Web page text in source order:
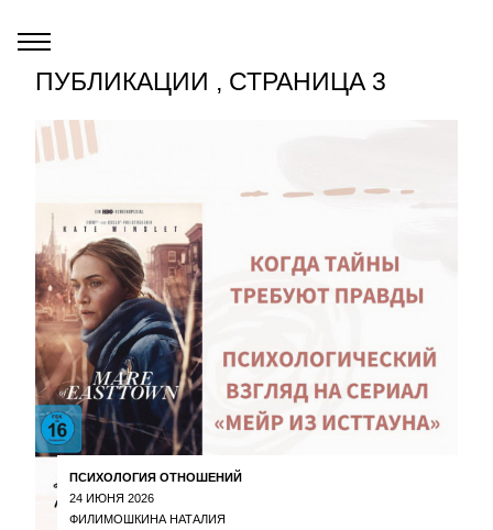
ПУБЛИКАЦИИ , СТРАНИЦА 3
ПСИХОЛОГИЯ ОТНОШЕНИЙ
24 ИЮНЯ 2026
ФИЛИМОШКИНА НАТАЛИЯ